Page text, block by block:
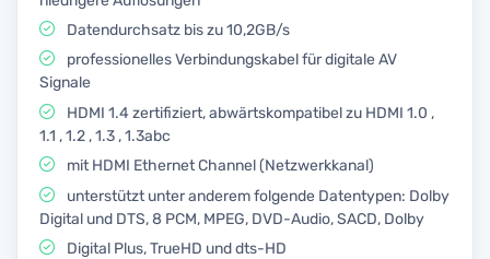
Datendurchsatz bis zu 10,2GB/s
professionelles Verbindungskabel für digitale AV
Signale
HDMI 1.4 zertifiziert, abwärtskompatibel zu HDMI 1.0 ,
1.1 , 1.2 , 1.3 , 1.3abc
mit HDMI Ethernet Channel (Netzwerkkanal)
unterstützt unter anderem folgende Datentypen: Dolby
Digital und DTS, 8 PCM, MPEG, DVD-Audio, SACD, Dolby
Digital Plus, TrueHD und dts-HD